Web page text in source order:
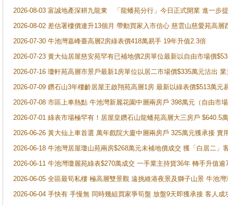
2026-08-03 富誠地產深耕九龍東 「龍蟠苑分行」今日正式開業 進一步
2026-08-02 差估署樓價連升13個月 帶動買家入市信心 慈雲山慈愛苑高層
2026-07-30 牛池灣嘉峰臺高層2房綠表價418萬易手 19年升值2.3倍
2026-07-23 黄大仙居屋慈安苑罕有已補地價2房單位最新以自由市場價
2026-07-16 瓊軒苑高層市景戶最新1房單位以居二市場價$335萬元沽出
2026-07-09 鑽石山3年樓齡居屋王啟翔苑高層1房 最新以綠表價$513萬元
2026-07-08 市區上車熱點 牛池灣新麗花園中層兩房戶 398萬元（自由市
2026-07-01 綠表市場極罕有！居屋皇鑽石山龍蟠苑高層大三房戶
2026-06-26 黃大仙上車首選 萬年戲院大廈中層兩房戶 325萬元獲承接 實
2026-06-18 牛池灣居屋瓊山苑兩房$268萬元未補地價成交 獲「白居二」
2026-06-11 牛池灣瓊麗苑綠表$270萬成交 一手業主持貨36年 轉手升值逾
2026-06-05 全區最筍私樓 極高層雙景觀 遠挑維港夜景及獅子山景 牛池
2026-06-04 手快有 手慢無 同時幾組買家爭筍盤 放盤9天即獲承接 客人